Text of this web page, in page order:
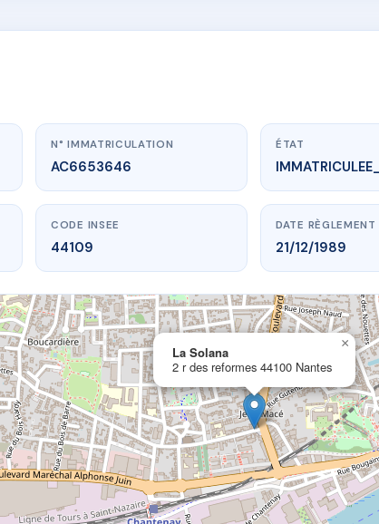
AC6653646 🇫🇷
www.vme.plus/AC6653646
La Solana
2 r des reformes44100 Nantes
N° IMMATRICULATION
AC6653646
ÉTAT
CODE INSEE
44109
DATE RÈGLEMENT
21/12/1989
La Solana
2 r des reformes 44100 Nantes
×